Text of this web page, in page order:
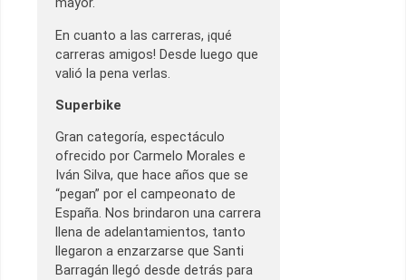
mayor.
En cuanto a las carreras, ¡qué
carreras amigos! Desde luego que
valió la pena verlas.
Superbike
Gran categoría, espectáculo
ofrecido por Carmelo Morales e
Iván Silva, que hace años que se
“pegan” por el campeonato de
España. Nos brindaron una carrera
llena de adelantamientos, tanto
llegaron a enzarzarse que Santi
Barragán llegó desde detrás para